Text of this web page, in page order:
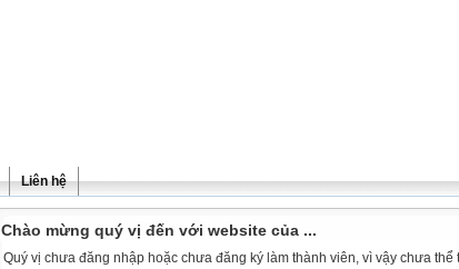
Liên hệ
Chào mừng quý vị đến với website của ...
Quý vị chưa đăng nhập hoặc chưa đăng ký làm thành viên, vì vậy chưa thể